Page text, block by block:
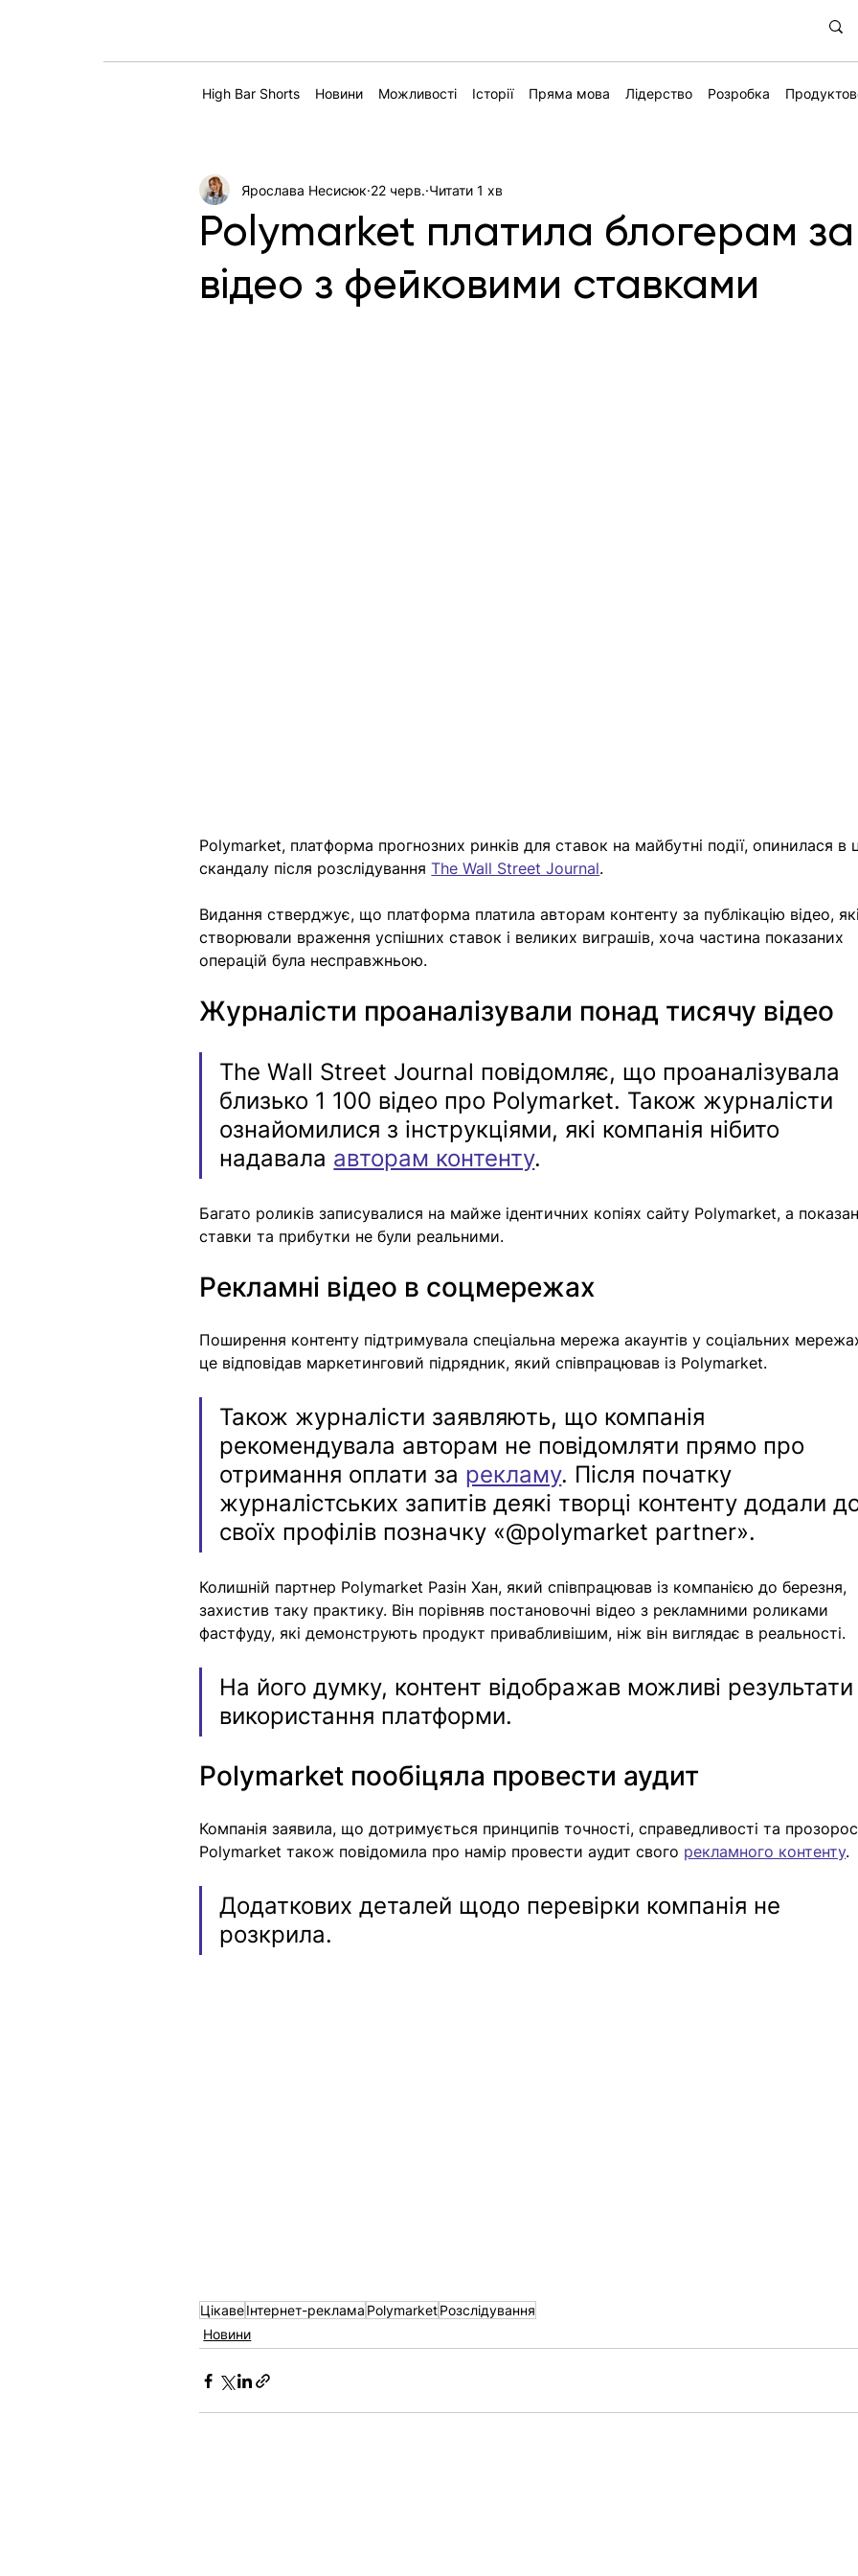
High Bar Shorts Новини Можливості Історії Пряма мова Лідерство Розробка
Polymarket платила блогерам за
відео з фейковими ставками
Ярослава Несисюк 22 черв. Читати 1 хв
Polymarket, платформа прогнозних ринків для ставок на майбутні події, опинилася в
скандалу після розслідування The Wall Street Journal.
Видання стверджує, що платформа платила авторам контенту за публікацію відео, які
створювали враження успішних ставок і великих виграшів, хоча частина показаних
операцій була несправжньою.
Журналісти проаналізували понад тисячу відео
The Wall Street Journal повідомляє, що проаналізувала
близько 1 100 відео про Polymarket. Також журналісти
ознайомилися з інструкціями, які компанія нібито
надавала авторам контенту.
Багато роликів записувалися на майже ідентичних копіях сайту Polymarket, а
ставки та прибутки не були реальними.
Рекламні відео в соцмережах
Поширення контенту підтримувала спеціальна мережа акаунтів у соціальних
це відповідав маркетинговий підрядник, який співпрацював із Polymarket.
Також журналісти заявляють, що компанія
рекомендувала авторам не повідомляти прямо про
отримання оплати за рекламу. Після початку
журналістських запитів деякі творці контенту додали
своїх профілів позначку «@polymarket partner».
Колишній партнер Polymarket Разін Хан, який співпрацював із компанією до березня,
захистив таку практику. Він порівняв постановочні відео з рекламними роликами
фастфуду, які демонструють продукт привабливішим, ніж він виглядає в реальності.
На його думку, контент відображав можливі результати
використання платформи.
Polymarket пообіцяла провести аудит
Компанія заявила, що дотримується принципів точності, справедливості та
Polymarket також повідомила про намір провести аудит свого рекламного контенту.
Додаткових деталей щодо перевірки компанія не
розкрила.
ЦікавеІнтернет-реклама PolymarketРозслідування
Новини